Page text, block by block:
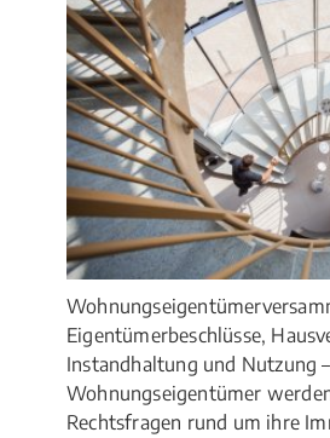
Eigentümerbeschlüsse,
Instandhaltung und Nutzung –
Wohnungseigentümer
Rechtsfragen rund um ihre